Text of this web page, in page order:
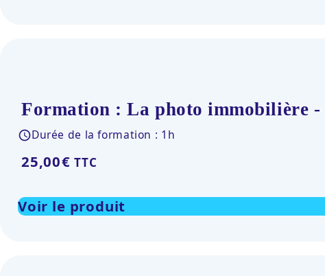
Formation : La photo immobilière -
Durée de la formation : 1h
25,00€ TTC
Voir le produit